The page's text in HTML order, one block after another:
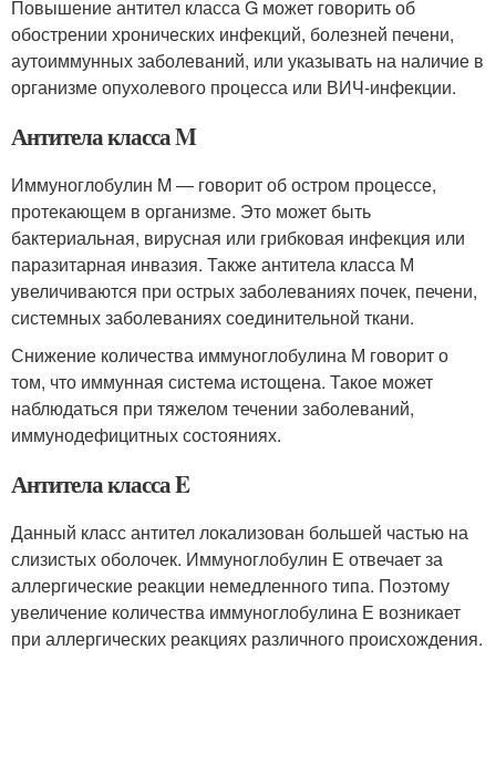
Повышение антител класса G может говорить об
обострении хронических инфекций, болезней печени,
аутоиммунных заболеваний, или указывать на наличие в
организме опухолевого процесса или ВИЧ-инфекции.
Антитела класса M
Иммуноглобулин M — говорит об остром процессе,
протекающем в организме. Это может быть
бактериальная, вирусная или грибковая инфекция или
паразитарная инвазия. Также антитела класса М
увеличиваются при острых заболеваниях почек, печени,
системных заболеваниях соединительной ткани.
Снижение количества иммуноглобулина М говорит о
том, что иммунная система истощена. Такое может
наблюдаться при тяжелом течении заболеваний,
иммунодефицитных состояниях.
Антитела класса E
Данный класс антител локализован большей частью на
слизистых оболочек. Иммуноглобулин Е отвечает за
аллергические реакции немедленного типа. Поэтому
увеличение количества иммуноглобулина Е возникает
при аллергических реакциях различного происхождения.